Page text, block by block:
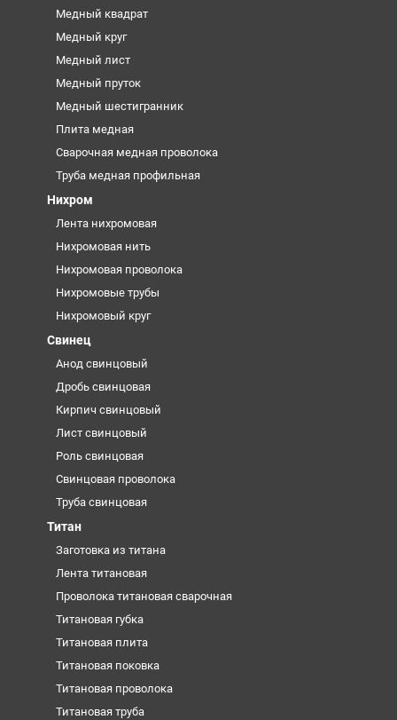
Медный квадрат
Медный круг
Медный лист
Медный пруток
Медный шестигранник
Плита медная
Сварочная медная проволока
Труба медная профильная
Нихром
Лента нихромовая
Нихромовая нить
Нихромовая проволока
Нихромовые трубы
Нихромовый круг
Свинец
Анод свинцовый
Дробь свинцовая
Кирпич свинцовый
Лист свинцовый
Роль свинцовая
Свинцовая проволока
Труба свинцовая
Титан
Заготовка из титана
Лента титановая
Проволока титановая сварочная
Титановая губка
Титановая плита
Титановая поковка
Титановая проволока
Титановая труба